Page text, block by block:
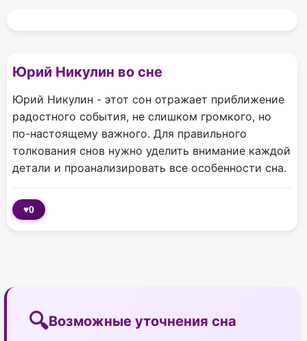
Юрий Никулин во сне
Юрий Никулин - этот сон отражает приближение
радостного события, не слишком громкого, но
по-настоящему важного. Для правильного
толкования снов нужно уделить внимание каждой
детали и проанализировать все особенности сна.
♥0
Возможные уточнения сна